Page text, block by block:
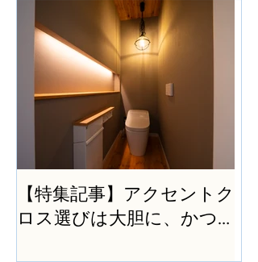
【特集記事】アクセントク
ロス選びは大胆に、かつ